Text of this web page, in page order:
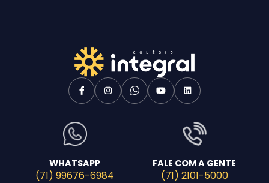
WHATSAPP
(71) 99676-6984
FALE COM A GENTE
(71) 2101-5000